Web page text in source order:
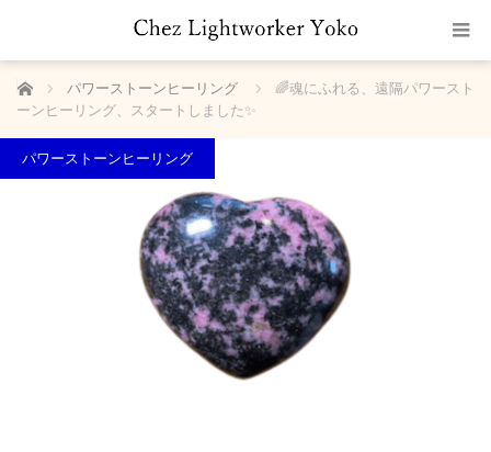
ホーム パワーストーンヒーリング
🌈魂にふれる、遠隔パワースト
ーンヒーリング、スタートしました✨
パワーストーンヒーリング